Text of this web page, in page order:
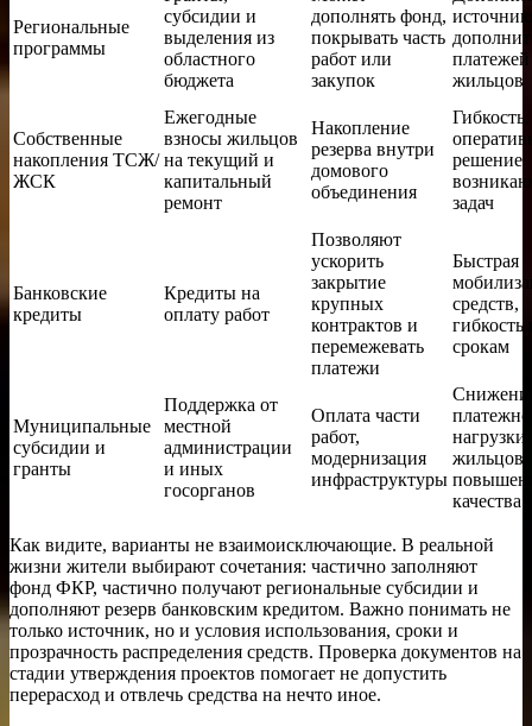
Региональные
программы
субсидии и
выделения из
областного
бюджета
дополнять фонд,
покрывать часть
работ или
закупок
платежей
жильцов
Собственные
накопления ТСЖ/
ЖСК
Ежегодные
взносы жильцов
на текущий и
капитальный
ремонт
Накопление
резерва внутри
домового
объединения
Гибкость,
решение
задач
Банковские
кредиты
Кредиты на
оплату работ
Позволяют
ускорить
закрытие
крупных
контрактов и
перемежевать
платежи
Быстрая
средств,
гибкость
срокам
Муниципальные
субсидии и
гранты
Поддержка от
местной
администрации
и иных
госорганов
Оплата части
работ,
модернизация
инфраструктуры
нагрузки
жильцов,
качества
Как видите, варианты не взаимоисключающие. В реальной
жизни жители выбирают сочетания: частично заполняют
фонд ФКР, частично получают региональные субсидии и
дополняют резерв банковским кредитом. Важно понимать не
только источник, но и условия использования, сроки и
прозрачность распределения средств. Проверка документов на
стадии утверждения проектов помогает не допустить
перерасход и отвлечь средства на нечто иное.